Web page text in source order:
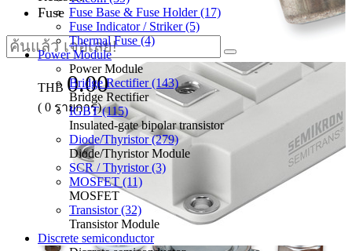
Fuse
THB 0.00
( 0 รายการ)
Fuse Base & Fuse Holder (17)
Fuse Indicator / Striker (5)
Thermal Fuse (4)
Power Module
Power Module
Bridge Rectifier (143)
Bridge Rectifier
IGBT (115)
Insulated-gate bipolar transistor
Diode/Thyristor (279)
Diode/Thyristor Module
SCR / Thyristor (3)
MOSFET (11)
MOSFET
Transistor (32)
Transistor Module
Discrete semiconductor